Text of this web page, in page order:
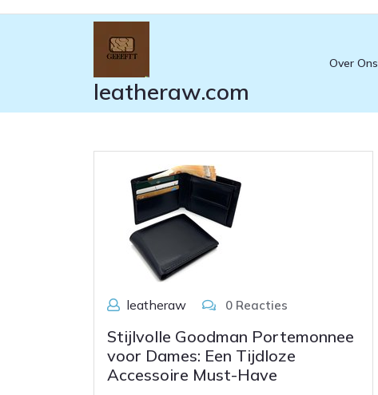
leatheraw.com
Over Ons
leatheraw 0 Reacties
Stijlvolle Goodman Portemonnee
voor Dames: Een Tijdloze
Accessoire Must-Have